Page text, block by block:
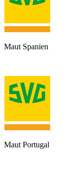
Maut Spanien
Maut Portugal